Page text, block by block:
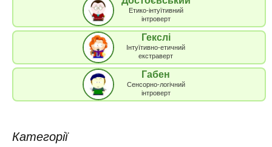
Етико-інтуїтивний
інтроверт
Гекслі
Інтуїтивно-етичний
екстраверт
Габен
Сенсорно-логічний
інтроверт
Категорії